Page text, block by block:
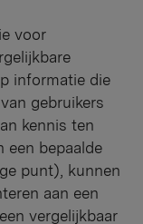
voor
informatie die
gebruikers
kennis ten
een bepaalde
punt), kunnen
aan een
vergelijkbaar